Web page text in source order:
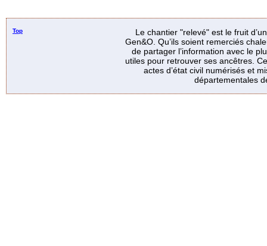
Top
Le chantier "relevé" est le fruit
Gen&O. Qu’ils soient remerciés
de partager l’information avec le
utiles pour retrouver ses ancêtres.
actes d’état civil numérisés et
départementales